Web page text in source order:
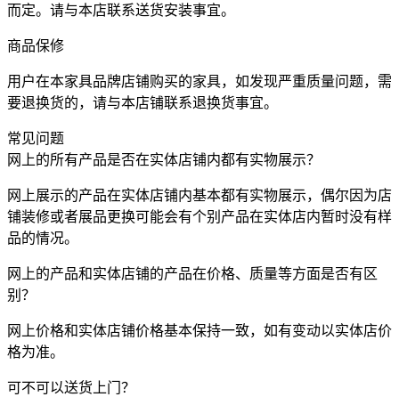
而定。请与本店联系送货安装事宜。
商品保修
用户在本家具品牌店铺购买的家具，如发现严重质量问题，需
要退换货的，请与本店铺联系退换货事宜。
常见问题
网上的所有产品是否在实体店铺内都有实物展示？
网上展示的产品在实体店铺内基本都有实物展示，偶尔因为店
铺装修或者展品更换可能会有个别产品在实体店内暂时没有样
品的情况。
网上的产品和实体店铺的产品在价格、质量等方面是否有区
别？
网上价格和实体店铺价格基本保持一致，如有变动以实体店价
格为准。
可不可以送货上门？